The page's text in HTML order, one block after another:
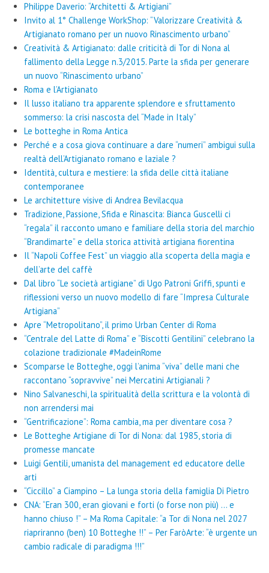
Philippe Daverio: “Architetti & Artigiani”
Invito al 1° Challenge WorkShop: “Valorizzare Creatività &
Artigianato romano per un nuovo Rinascimento urbano”
Creatività & Artigianato: dalle criticità di Tor di Nona al
fallimento della Legge n.3/2015. Parte la sfida per generare
un nuovo “Rinascimento urbano”
Roma e l’Artigianato
Il lusso italiano tra apparente splendore e sfruttamento
sommerso: la crisi nascosta del “Made in Italy”
Le botteghe in Roma Antica
Perché e a cosa giova continuare a dare “numeri” ambigui sulla
realtà dell’Artigianato romano e laziale ?
Identità, cultura e mestiere: la sfida delle città italiane
contemporanee
Le architetture visive di Andrea Bevilacqua
Tradizione, Passione, Sfida e Rinascita: Bianca Guscelli ci
“regala” il racconto umano e familiare della storia del marchio
“Brandimarte” e della storica attività artigiana fiorentina
Il “Napoli Coffee Fest” un viaggio alla scoperta della magia e
dell’arte del caffè
Dal libro “Le società artigiane” di Ugo Patroni Griffi, spunti e
riflessioni verso un nuovo modello di fare “Impresa Culturale
Artigiana”
Apre “Metropolitano”, il primo Urban Center di Roma
“Centrale del Latte di Roma” e “Biscotti Gentilini” celebrano la
colazione tradizionale #MadeinRome
Scomparse le Botteghe, oggi l’anima “viva” delle mani che
raccontano “sopravvive” nei Mercatini Artigianali ?
Nino Salvaneschi, la spiritualità della scrittura e la volontà di
non arrendersi mai
“Gentrificazione”: Roma cambia, ma per diventare cosa ?
Le Botteghe Artigiane di Tor di Nona: dal 1985, storia di
promesse mancate
Luigi Gentili, umanista del management ed educatore delle
arti
“Ciccillo” a Ciampino – La lunga storia della famiglia Di Pietro
CNA: “Eran 300, eran giovani e forti (o forse non più) … e
hanno chiuso !” – Ma Roma Capitale: “a Tor di Nona nel 2027
riapriranno (ben) 10 Botteghe !!” – Per FaròArte: “è urgente un
cambio radicale di paradigma !!!”